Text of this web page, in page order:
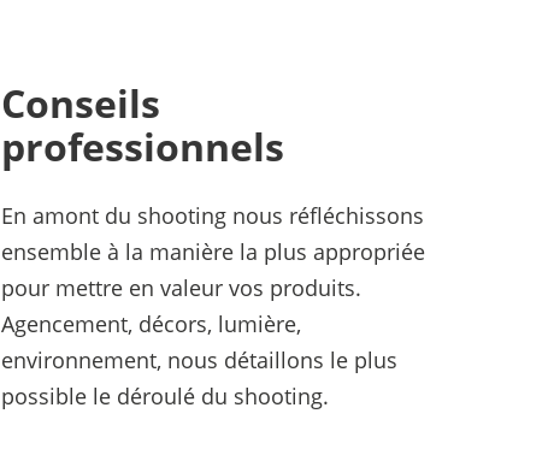
Conseils
professionnels
En amont du shooting nous réfléchissons
ensemble à la manière la plus appropriée
pour mettre en valeur vos produits.
Agencement, décors, lumière,
environnement, nous détaillons le plus
possible le déroulé du shooting.